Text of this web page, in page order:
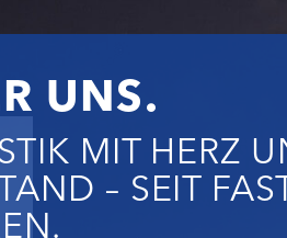
UNS.
MIT HERZ
– SEIT